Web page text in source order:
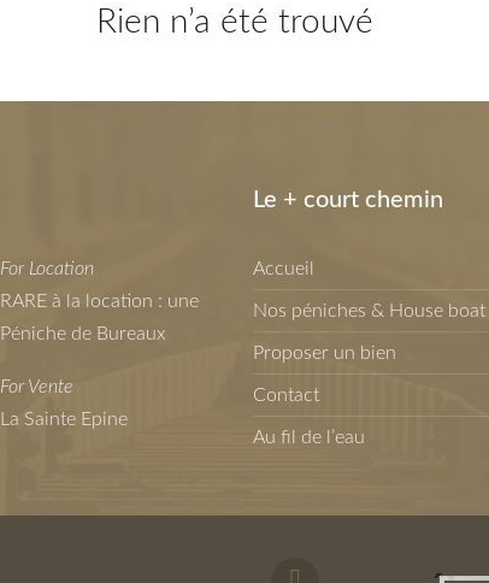
Rien n’a été trouvé
For Location
RARE à la location : une
Péniche de Bureaux
For Vente
La Sainte Epine
Le + court chemin
Accueil
Nos péniches & House boat
Proposer un bien
Contact
Au fil de l’eau